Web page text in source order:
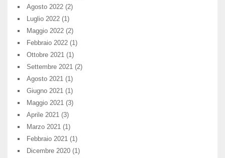
Agosto 2022 (2)
Luglio 2022 (1)
Maggio 2022 (2)
Febbraio 2022 (1)
Ottobre 2021 (1)
Settembre 2021 (2)
Agosto 2021 (1)
Giugno 2021 (1)
Maggio 2021 (3)
Aprile 2021 (3)
Marzo 2021 (1)
Febbraio 2021 (1)
Dicembre 2020 (1)